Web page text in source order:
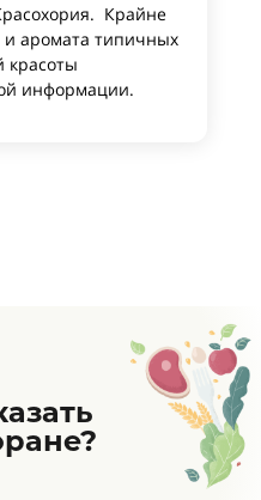
Крайне
и аромата типичных
красоты
информации.